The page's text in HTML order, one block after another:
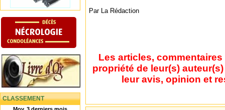
CLASSEMENT
Moy. 3 derniers mois
Par La Rédaction
Les articles,
propriété de leur(s)
leur avis, opinion et